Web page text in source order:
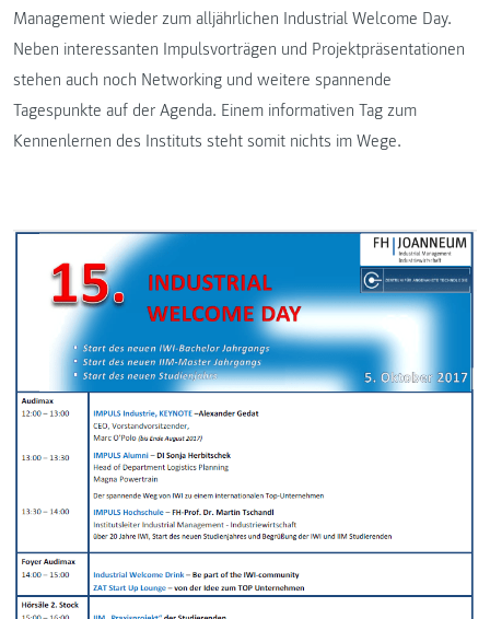
Management wieder zum alljährlichen Industrial Welcome Day.
Neben interessanten Impulsvorträgen und Projektpräsentationen
stehen auch noch Networking und weitere spannende
Tagespunkte auf der Agenda. Einem informativen Tag zum
Kennenlernen des Instituts steht somit nichts im Wege.